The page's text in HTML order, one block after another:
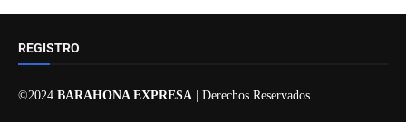
REGISTRO
©2024 BARAHONA EXPRESA | Derechos Reservados